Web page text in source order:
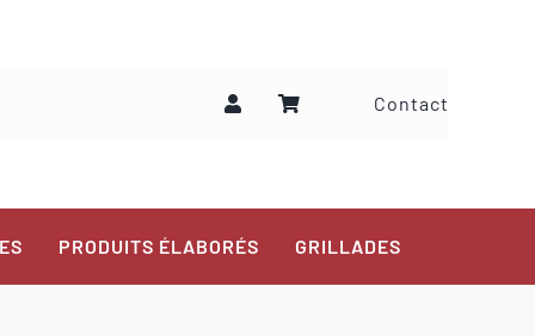
Contact
PRODUITS ÉLABORÉS GRILLADES